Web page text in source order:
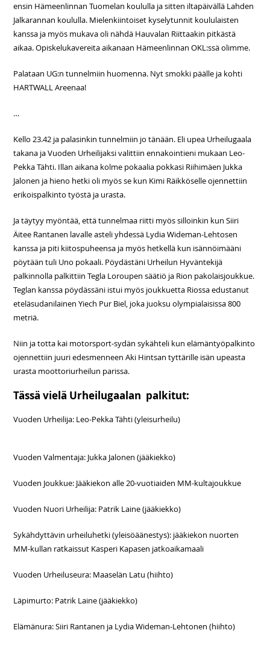
ensin Hämeenlinnan Tuomelan koululla ja sitten iltapäivällä Lahden
Jalkarannan koululla. Mielenkiintoiset kyselytunnit koululaisten
kanssa ja myös mukava oli nähdä Hauvalan Riittaakin pitkästä
aikaa. Opiskelukavereita aikanaan Hämeenlinnan OKL:ssä olimme.
Palataan UG:n tunnelmiin huomenna. Nyt smokki päälle ja kohti
HARTWALL Areenaa!
…
Kello 23.42 ja palasinkin tunnelmiin jo tänään. Eli upea Urheilugaala
takana ja Vuoden Urheilijaksi valittiin ennakointieni mukaan Leo-
Pekka Tähti. Illan aikana kolme pokaalia pokkasi Riihimäen Jukka
Jalonen ja hieno hetki oli myös se kun Kimi Räikköselle ojennettiin
erikoispalkinto työstä ja urasta.
Ja täytyy myöntää, että tunnelmaa riitti myös silloinkin kun Siiri
Äitee Rantanen lavalle asteli yhdessä Lydia Wideman-Lehtosen
kanssa ja piti kiitospuheensa ja myös hetkellä kun isännöimääni
pöytään tuli Uno pokaali. Pöydästäni Urheilun Hyväntekijä
palkinnolla palkittiin Tegla Loroupen säätiö ja Rion pakolaisjoukkue.
Teglan kanssa pöydässäni istui myös joukkuetta Riossa edustanut
eteläsudanilainen Yiech Pur Biel, joka juoksu olympialaisissa 800
metriä.
Niin ja totta kai motorsport-sydän sykähteli kun elämäntyöpalkinto
ojennettiin juuri edesmenneen Aki Hintsan tyttärille isän upeasta
urasta moottoriurheilun parissa.
Tässä vielä Urheilugaalan palkitut:
Vuoden Urheilija: Leo-Pekka Tähti (yleisurheilu)
Vuoden Valmentaja: Jukka Jalonen (jääkiekko)
Vuoden Joukkue: Jääkiekon alle 20-vuotiaiden MM-kultajoukkue
Vuoden Nuori Urheilija: Patrik Laine (jääkiekko)
Sykähdyttävin urheiluhetki (yleisöäänestys): jääkiekon nuorten
MM-kullan ratkaissut Kasperi Kapasen jatkoaikamaali
Vuoden Urheiluseura: Maaselän Latu (hiihto)
Läpimurto: Patrik Laine (jääkiekko)
Elämänura: Siiri Rantanen ja Lydia Wideman-Lehtonen (hiihto)